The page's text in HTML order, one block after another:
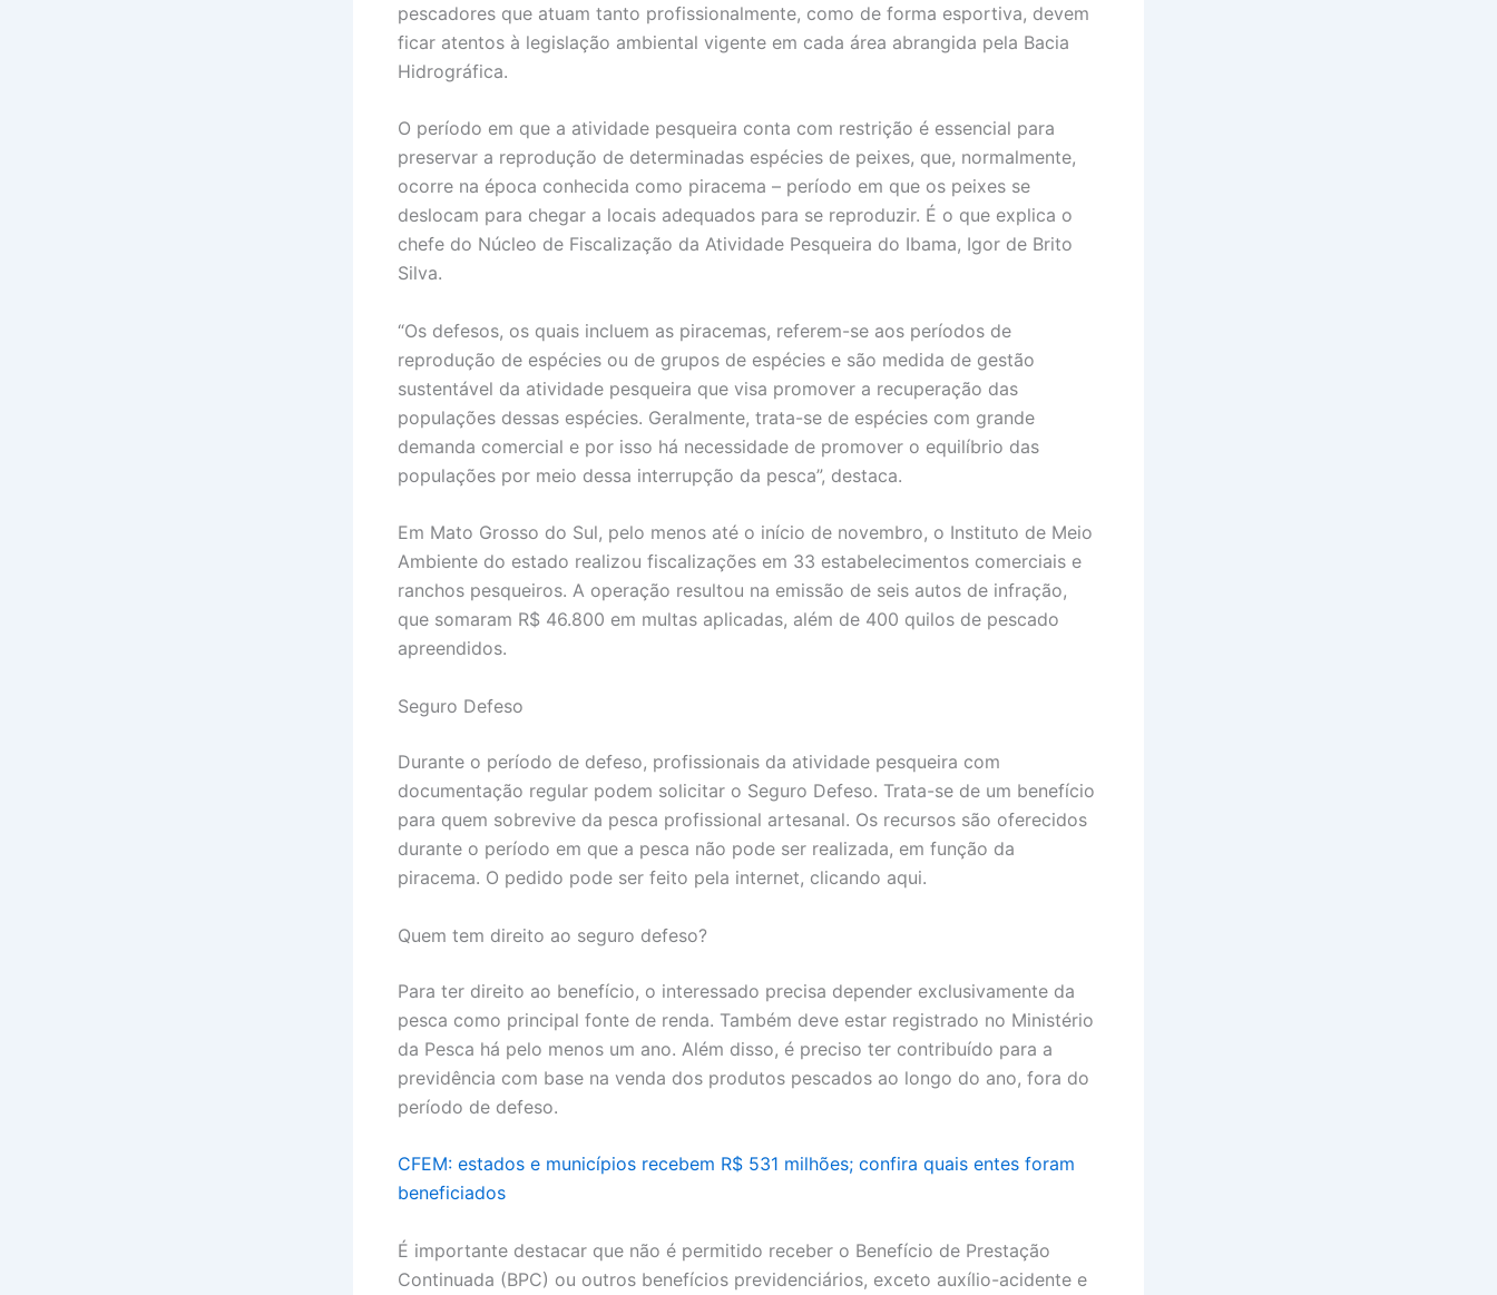
pescadores que atuam tanto profissionalmente, como de forma esportiva, devem
ficar atentos à legislação ambiental vigente em cada área abrangida pela Bacia
Hidrográfica.
O período em que a atividade pesqueira conta com restrição é essencial para
preservar a reprodução de determinadas espécies de peixes, que, normalmente,
ocorre na época conhecida como piracema – período em que os peixes se
deslocam para chegar a locais adequados para se reproduzir. É o que explica o
chefe do Núcleo de Fiscalização da Atividade Pesqueira do Ibama, Igor de Brito
Silva.
“Os defesos, os quais incluem as piracemas, referem-se aos períodos de
reprodução de espécies ou de grupos de espécies e são medida de gestão
sustentável da atividade pesqueira que visa promover a recuperação das
populações dessas espécies. Geralmente, trata-se de espécies com grande
demanda comercial e por isso há necessidade de promover o equilíbrio das
populações por meio dessa interrupção da pesca”, destaca.
Em Mato Grosso do Sul, pelo menos até o início de novembro, o Instituto de Meio
Ambiente do estado realizou fiscalizações em 33 estabelecimentos comerciais e
ranchos pesqueiros. A operação resultou na emissão de seis autos de infração,
que somaram R$ 46.800 em multas aplicadas, além de 400 quilos de pescado
apreendidos.
Seguro Defeso
Durante o período de defeso, profissionais da atividade pesqueira com
documentação regular podem solicitar o Seguro Defeso. Trata-se de um benefício
para quem sobrevive da pesca profissional artesanal. Os recursos são oferecidos
durante o período em que a pesca não pode ser realizada, em função da
piracema. O pedido pode ser feito pela internet, clicando aqui.
Quem tem direito ao seguro defeso?
Para ter direito ao benefício, o interessado precisa depender exclusivamente da
pesca como principal fonte de renda. Também deve estar registrado no Ministério
da Pesca há pelo menos um ano. Além disso, é preciso ter contribuído para a
previdência com base na venda dos produtos pescados ao longo do ano, fora do
período de defeso.
CFEM: estados e municípios recebem R$ 531 milhões; confira quais entes foram
beneficiados
É importante destacar que não é permitido receber o Benefício de Prestação
Continuada (BPC) ou outros benefícios previdenciários, exceto auxílio-acidente e